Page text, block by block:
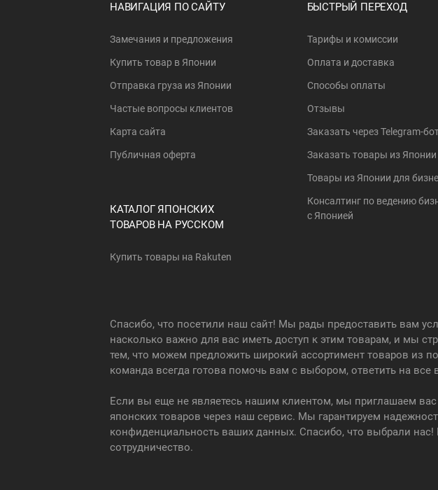
НАВИГАЦИЯ ПО САЙТУ
Замечания и предложения
Купить товар в Японии
Отправка груза из Японии
Частые вопросы клиентов
Карта сайта
Публичная оферта
КАТАЛОГ ЯПОНСКИХ
ТОВАРОВ НА РУССКОМ
Купить товары на Rakuten
БЫСТРЫЙ ПЕРЕХОД
Тарифы и комиссии
Оплата и доставка
Способы оплаты
Отзывы
Заказать через Telegram-
Заказать товары из Японии
Товары из Японии для
Консалтинг по ведению
с Японией
Спасибо, что посетили наш сайт! Мы рады предоставить вам
насколько важно для вас иметь доступ к этим товарам, и мы
тем, что можем предложить широкий ассортимент товаров из
команда всегда готова помочь вам с выбором, ответить на
Если вы еще не являетесь нашим клиентом, мы приглашаем
японских товаров через наш сервис. Мы гарантируем
конфиденциальность ваших данных. Спасибо, что выбрали
сотрудничество.